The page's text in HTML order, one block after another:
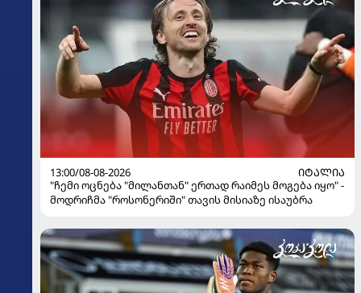
13:00/08-08-2026
ᲘᲢᲐᲚᲘᲐ
"ჩემი ოცნება "მილანთან" ერთად რაიმეს მოგება იყო" -
მოდრიჩმა "როსონერიში" თავის მისიაზე ისაუბრა